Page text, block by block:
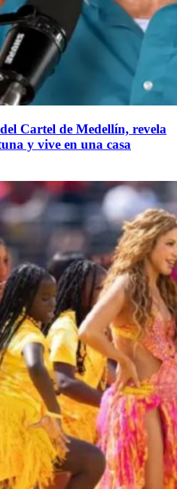
Cartel de Medellín, revela
y vive en una casa